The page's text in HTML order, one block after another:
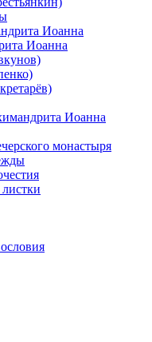
Иоанна
Иоанна
Иоанна
монастыря